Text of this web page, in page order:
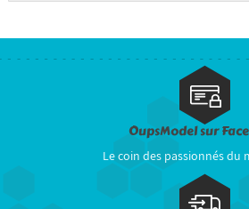
OupsModel sur
Le coin des passionnés du